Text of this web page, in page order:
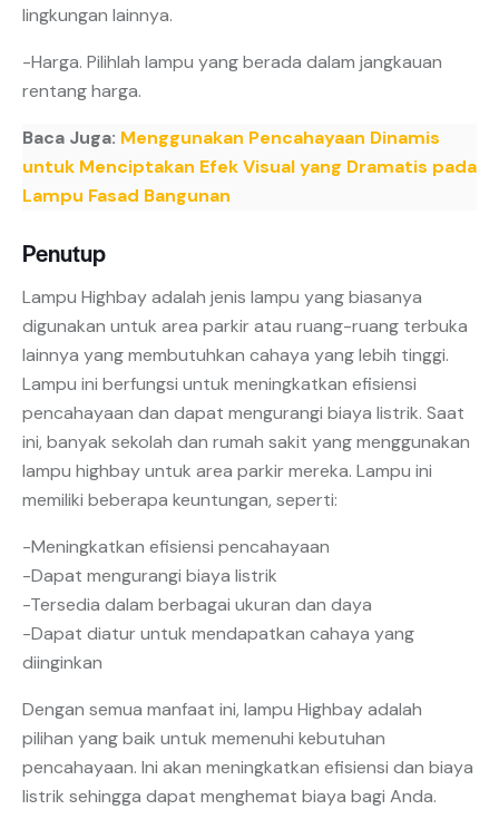
lingkungan lainnya.
-Harga. Pilihlah lampu yang berada dalam jangkauan
rentang harga.
Baca Juga: Menggunakan Pencahayaan Dinamis
untuk Menciptakan Efek Visual yang Dramatis pada
Lampu Fasad Bangunan
Penutup
Lampu Highbay adalah jenis lampu yang biasanya
digunakan untuk area parkir atau ruang-ruang terbuka
lainnya yang membutuhkan cahaya yang lebih tinggi.
Lampu ini berfungsi untuk meningkatkan efisiensi
pencahayaan dan dapat mengurangi biaya listrik. Saat
ini, banyak sekolah dan rumah sakit yang menggunakan
lampu highbay untuk area parkir mereka. Lampu ini
memiliki beberapa keuntungan, seperti:
-Meningkatkan efisiensi pencahayaan
-Dapat mengurangi biaya listrik
-Tersedia dalam berbagai ukuran dan daya
-Dapat diatur untuk mendapatkan cahaya yang
diinginkan
Dengan semua manfaat ini, lampu Highbay adalah
pilihan yang baik untuk memenuhi kebutuhan
pencahayaan. Ini akan meningkatkan efisiensi dan biaya
listrik sehingga dapat menghemat biaya bagi Anda.